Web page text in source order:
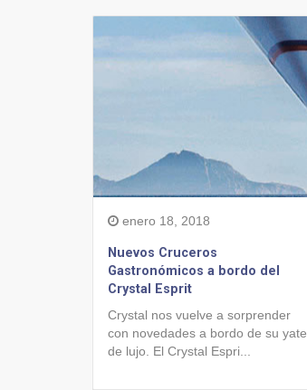
enero 18, 2018
Nuevos Cruceros
Gastronómicos a bordo del
Crystal Esprit
Crystal nos vuelve a sorprender
con novedades a bordo de su yate
de lujo. El Crystal Espri...